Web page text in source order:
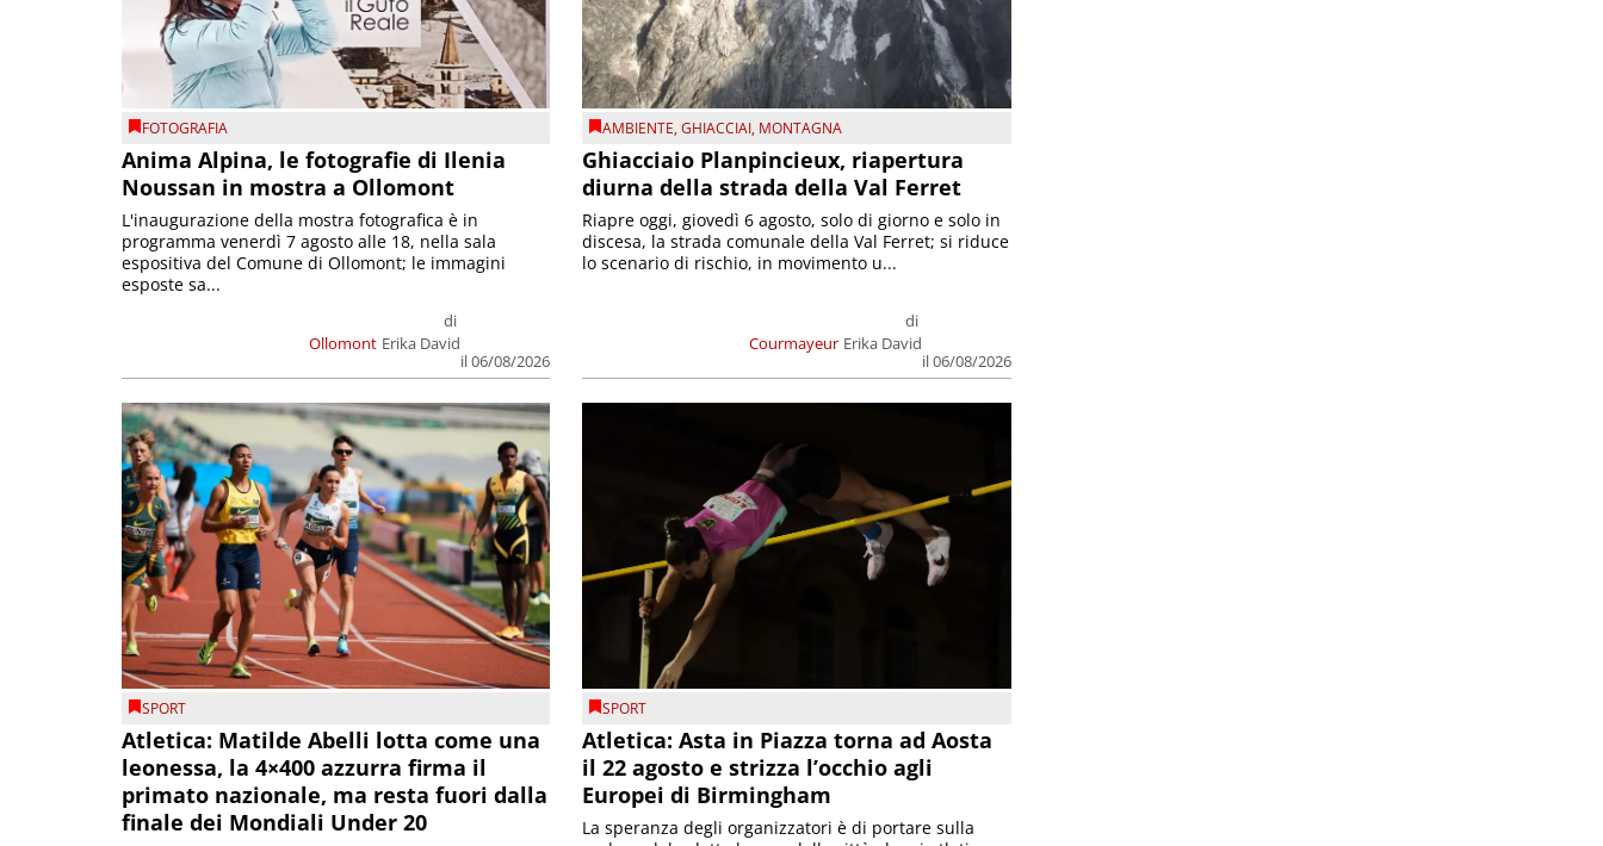
FOTOGRAFIA
Anima Alpina, le fotografie di Ilenia
Noussan in mostra a Ollomont
Ollomont
di
Erika David
il 06/08/2026
L'inaugurazione della mostra fotografica è in
programma venerdì 7 agosto alle 18, nella sala
espositiva del Comune di Ollomont; le immagini
esposte sa...
AMBIENTE,GHIACCIAI, MONTAGNA
Ghiacciaio Planpincieux, riapertura
diurna della strada della Val Ferret
Courmayeur
di
Erika David
il 06/08/2026
Riapre oggi, giovedì 6 agosto, solo di giorno e solo in
discesa, la strada comunale della Val Ferret; si riduce
lo scenario di rischio, in movimento u...
SPORT
Atletica: Matilde Abelli lotta come una
leonessa, la 4×400 azzurra firma il
primato nazionale, ma resta fuori dalla
finale dei Mondiali Under 20
SPORT
Atletica: Asta in Piazza torna ad Aosta
il 22 agosto e strizza l’occhio agli
Europei di Birmingham
La speranza degli organizzatori è di portare sulla